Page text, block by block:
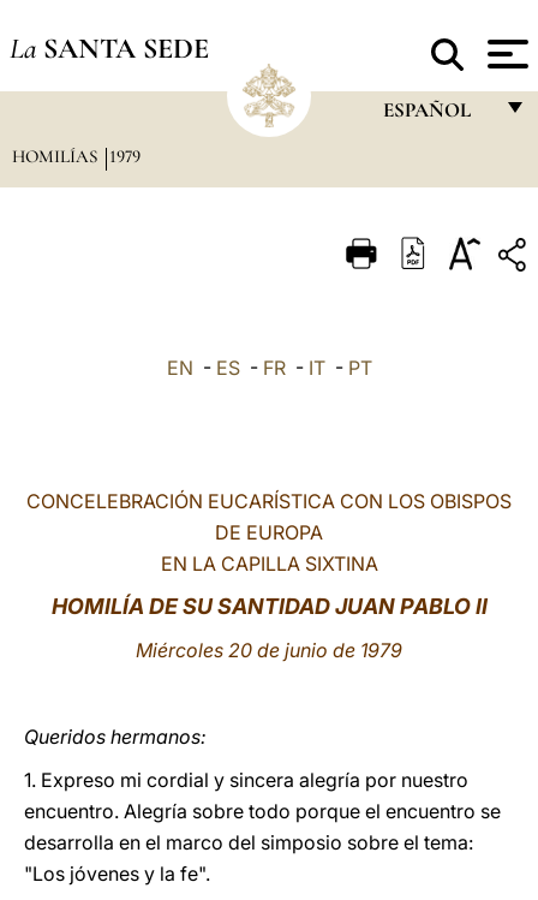
La SANTA SEDE
ESPAÑOL
ITALIANO
HOMILÍAS 1979
EN - ES- FR- IT- PT
CONCELEBRACIÓN EUCARÍSTICA CON LOS OBISPOS
DE EUROPA
EN LA CAPILLA SIXTINA
HOMILÍA DE SU SANTIDAD JUAN PABLO II
Miércoles 20 de junio de 1979
Queridos hermanos:
1. Expreso mi cordial y sincera alegría por nuestro
encuentro. Alegría sobre todo porque el encuentro se
desarrolla en el marco del simposio sobre el tema:
"Los jóvenes y la fe".